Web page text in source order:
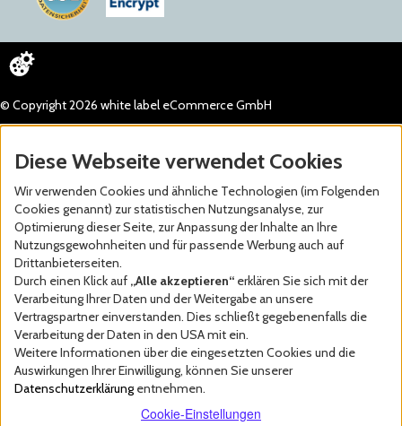
© Copyright 2026 white label eCommerce GmbH
Diese Webseite verwendet Cookies
Wir verwenden Cookies und ähnliche Technologien (im Folgenden
Cookies genannt) zur statistischen Nutzungsanalyse, zur
Optimierung dieser Seite, zur Anpassung der Inhalte an Ihre
Nutzungsgewohnheiten und für passende Werbung auch auf
Drittanbieterseiten.
Durch einen Klick auf „Alle akzeptieren“ erklären Sie sich mit der
Verarbeitung Ihrer Daten und der Weitergabe an unsere
Vertragspartner einverstanden. Dies schließt gegebenenfalls die
Verarbeitung der Daten in den USA mit ein.
Weitere Informationen über die eingesetzten Cookies und die
Auswirkungen Ihrer Einwilligung, können Sie unserer
Datenschutzerklärungentnehmen.
Cookie-Einstellungen